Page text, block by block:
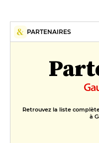
PARTENAIRES
Retrouvez la liste
à